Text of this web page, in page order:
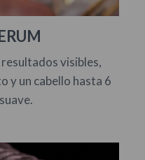
visibles,
y un cabello hasta 6